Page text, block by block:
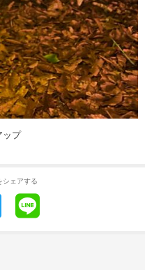
ップ
シェアする